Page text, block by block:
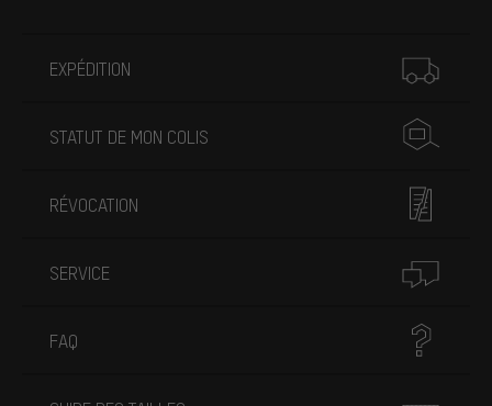
EXPÉDITION
STATUT DE MON COLIS
RÉVOCATION
SERVICE
FAQ